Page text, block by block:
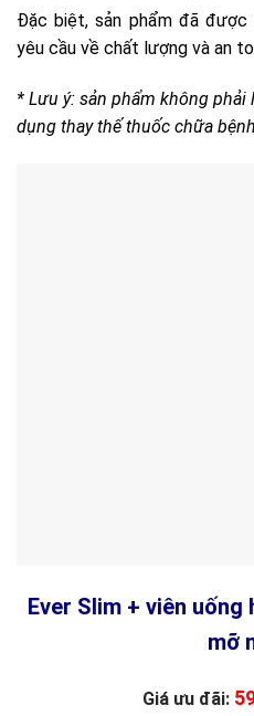
Đặc biệt, sản phẩm đã được
yêu cầu về chất lượng và an
* Lưu ý: sản phẩm không
dụng thay thế thuốc chữa
Ever Slim + viên
mỡ
Giá ưu đãi: